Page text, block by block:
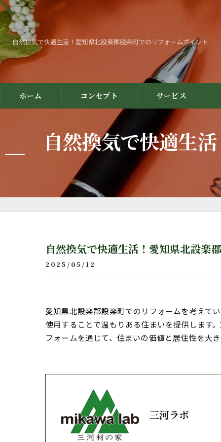
自然換気で快適生活！愛知県北設楽郡設楽町でのリフォームポイント
ホーム コンセプト サービス
自然換気で快適生
自然換気で快適生活！愛知県北設楽
2025/05/12
愛知県北設楽郡設楽町でのリフォームを考えて
使用することで温もりある住まいを提供します
フォームを通じて、住まいの価値と居住性を大
三河ラボ